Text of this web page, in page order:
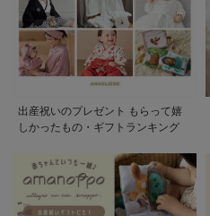
出産祝いのプレゼント もらって嬉
しかったもの・ギフトランキング